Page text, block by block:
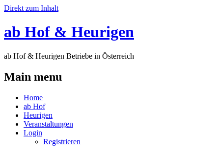
Direkt zum Inhalt
ab Hof & Heurigen
ab Hof & Heurigen Betriebe in Österreich
Main menu
Home
ab Hof
Heurigen
Veranstaltungen
Login
Registrieren